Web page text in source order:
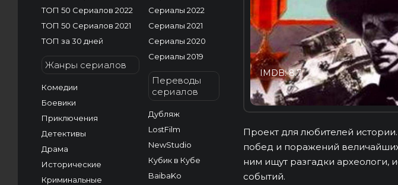
ТОП 50 Сериалов 2022
ТОП 50 Сериалов 2021
ТОП за 30 дней
Жанры сериалов
Комедии
Боевики
Приключения
Детективы
Драма
Исторические
Криминальные
Сериалы 2022
Сериалы 2021
Сериалы 2020
Сериалы 2019
Переводы
сериалов
Дубляж
LostFilm
NewStudio
Кубик в Кубе
BaibaKo
IMDB: 8.7
Проект для любителей
побед и поражений
ним ищут разгадки археологи,
событий.